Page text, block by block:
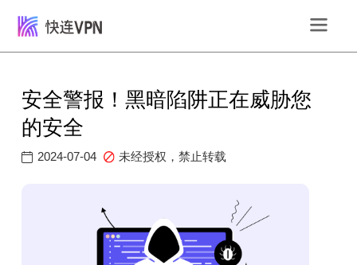
安全警报！黑暗陷阱正在威胁您
的安全
2024-07-04 未经授权，禁止转载